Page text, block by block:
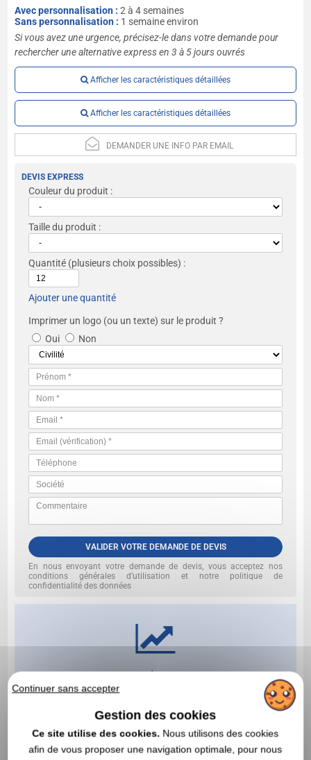
Avec personnalisation :2 à 4 semaines
Sans personnalisation : 1 semaine environ
Si vous avez une urgence, précisez-le dans votre demande pour
rechercher une alternative express en 3 à 5 jours ouvrés
Afficher les caractéristiques détaillées
Afficher les caractéristiques détaillées
DEMANDER UNE INFO PAR EMAIL
DEVIS EXPRESS
Couleur du produit :
Taille du produit :
Quantité (plusieurs choix possibles) :
Ajouter une quantité
Imprimer un logo (ou un texte) sur le produit ?
Oui
Non
VALIDER VOTRE DEMANDE DE DEVIS
En nous envoyant votre demande de devis, vous acceptez nos
conditions générales d’utilisation et notre politique de
confidentialité des données
Continuer sans accepter
Gestion des cookies
Ce site utilise des cookies. Nous utilisons des cookies
afin de vous proposer une navigation optimale, pour nous